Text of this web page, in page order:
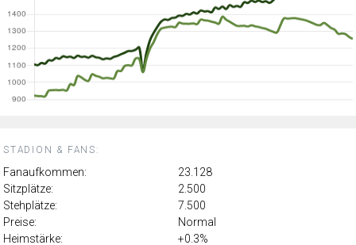
STADION & FANS:
Fanaufkommen:
23.128
Sitzplätze:
2.500
Stehplätze:
7.500
Preise:
Normal
Heimstärke:
+0.3%